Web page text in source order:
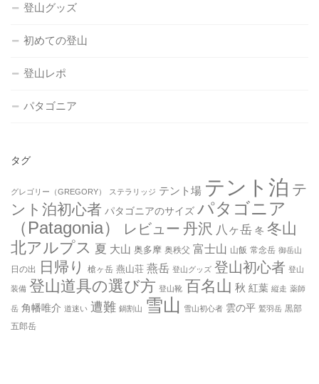
登山グッズ
初めての登山
登山レポ
パタゴニア
タグ
グレゴリー（GREGORY） ステラリッジ テント場 テント泊 テ
ント泊初心者 パタゴニアのサイズ パタゴニア
（Patagonia）
レビュー 丹沢 八ヶ岳 冬 冬山
北アルプス 夏 大山 奥多摩 奥秩父 富士山 山飯 常念岳 御岳山
日の出 日帰り 槍ヶ岳 燕山荘 燕岳 登山グッズ 登山初心者 登山
装備 登山道具の選び方 登山靴 百名山 秋 紅葉 縦走 薬師
岳 角幡唯介 道迷い 遭難 鍋割山 雪山 雪山初心者 雲の平 鷲羽岳 黒部
五郎岳